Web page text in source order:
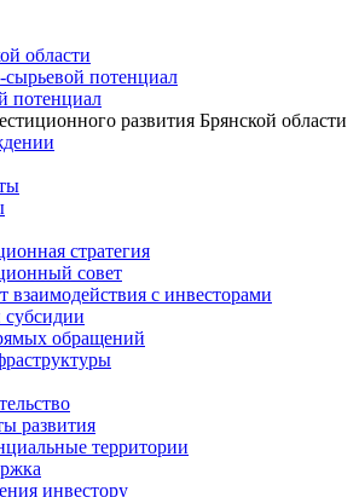
области
сырьевой потенциал
потенциал
развития Брянской области
стратегия
совет
взаимодействия с инвесторами
обращений
развития
территории
инвестору